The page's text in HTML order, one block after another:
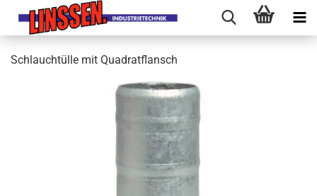
Schlauchtülle mit Quadratflansch